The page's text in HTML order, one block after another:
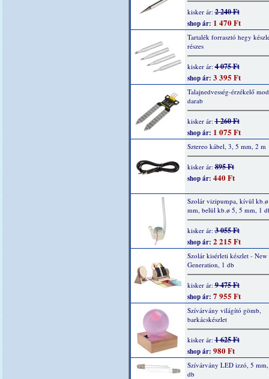
kisker ár:2 240 Ft
shop ár: 1 470 Ft
Tartalék forrasztó hegy
részes
kisker ár:4 075 Ft
shop ár: 3 395 Ft
Talajnedvesség-érzékelő
darab
kisker ár:1 260 Ft
shop ár: 1 075 Ft
Sztereo kábel, 3, 5 mm, 2 m
kisker ár:895 Ft
shop ár: 440 Ft
Szolár vizipumpa, kívül
mm, belül kb.ø 5, 5 mm, 1
kisker ár:3 055 Ft
shop ár: 2 215 Ft
Szolár kisérleti készlet - New
Generation, 1 db
kisker ár:9 475 Ft
shop ár: 7 955 Ft
Szívárvány világító gömb,
barkácskészlet
kisker ár:1 625 Ft
shop ár: 980 Ft
Szívárvány LED izzó, 5 mm,
db